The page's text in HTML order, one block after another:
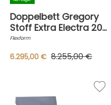
Doppelbett Gregory
Stoff Extra Electra 202
Beige Leder
Metall Brüniert
Flexform
6.295,00 € 8.255,00 €